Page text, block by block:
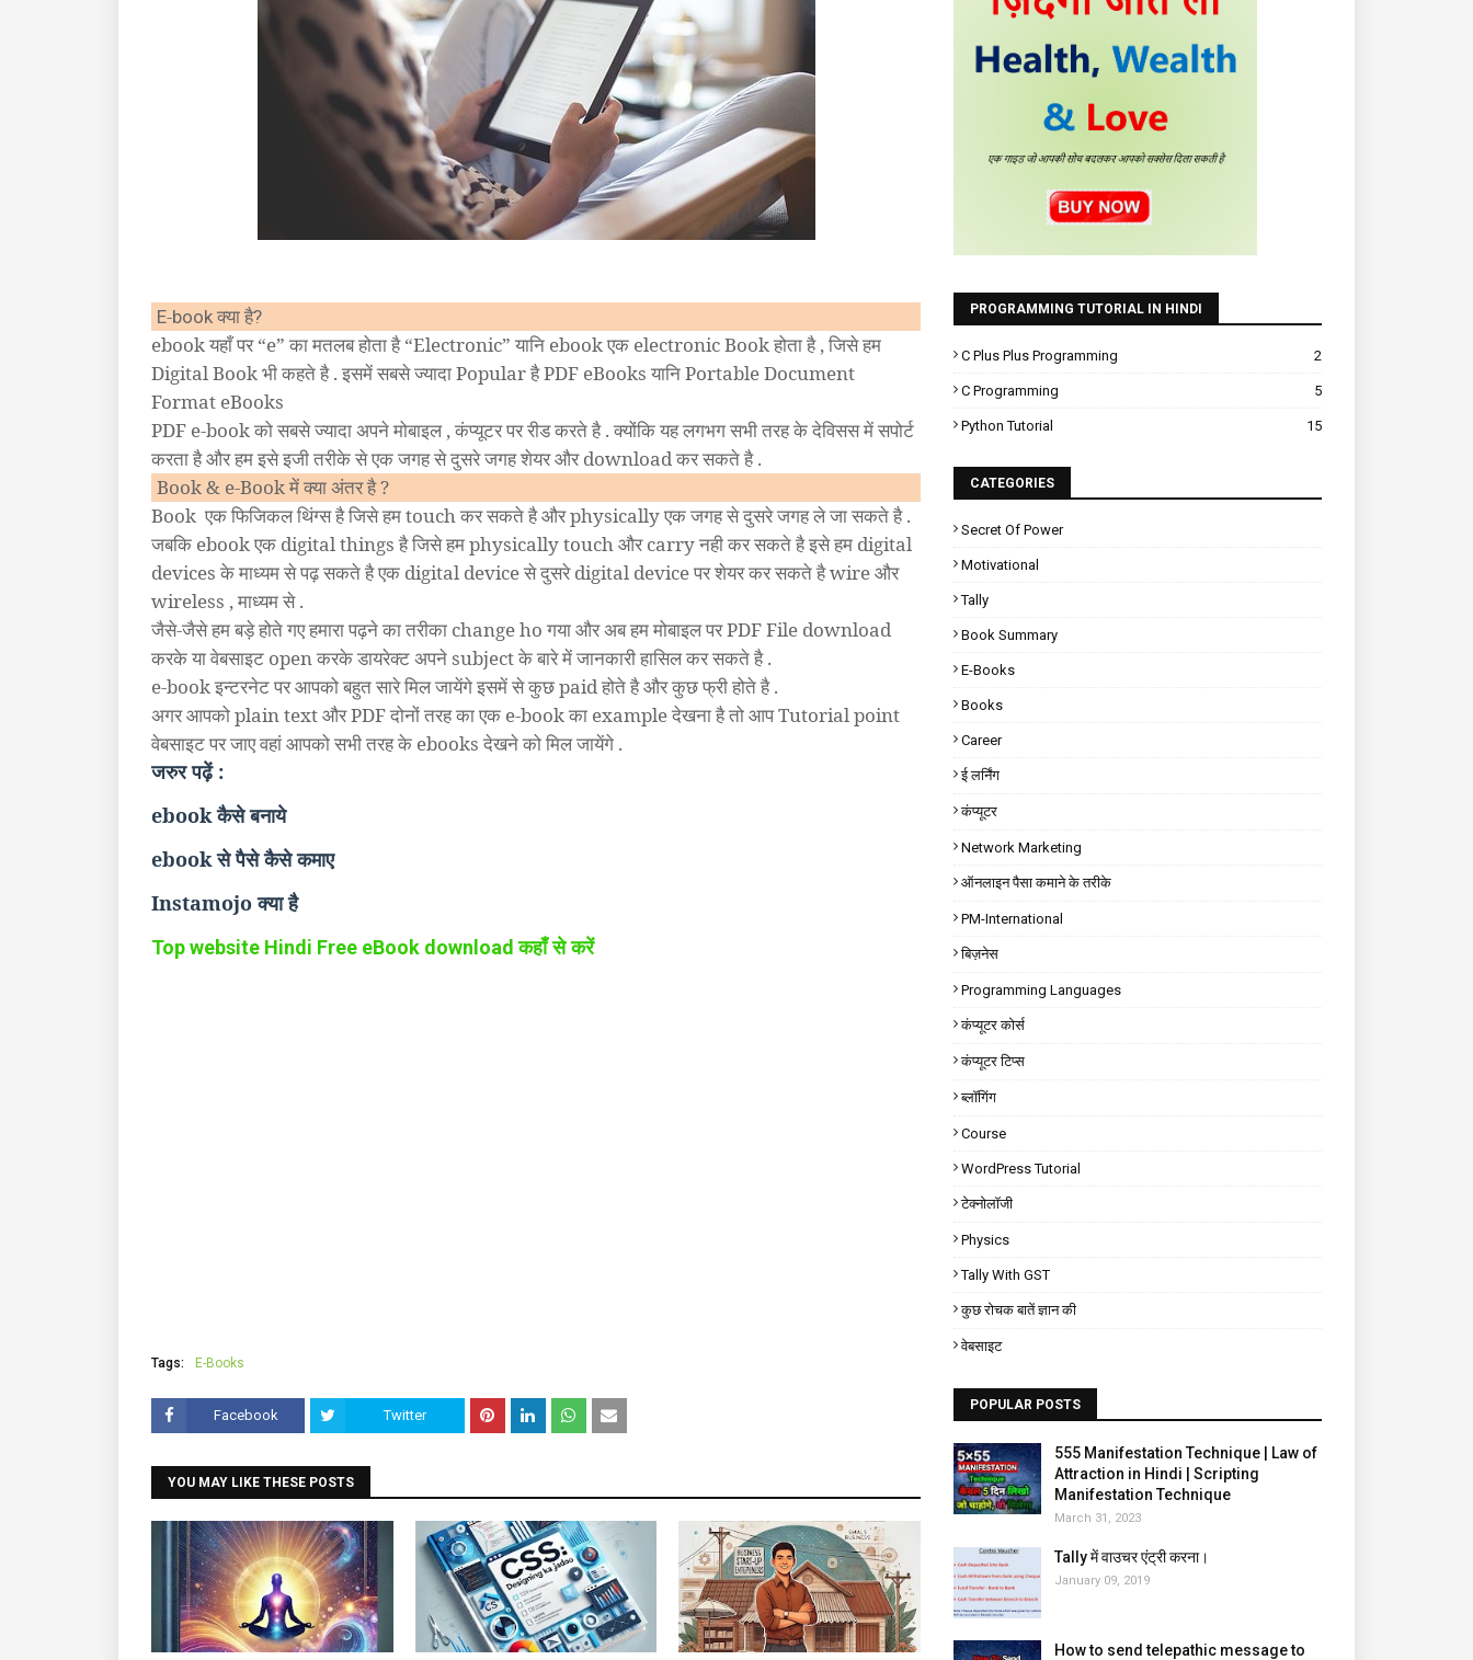
E-bookक्या है?
ebook यहाँ पर “e” का मतलब होता है “Electronic” यानि ebook एक electronic Book होता है , जिसे हम
Digital Book भी कहते है . इसमें सबसे ज्यादा Popular है PDF eBooks यानि Portable Document
Format eBooks
PDF e-book को सबसे ज्यादा अपने मोबाइल , कंप्यूटर पर रीड करते है . क्योंकि यह लगभग सभी तरह के देविसस में सपोर्ट
करता है और हम इसे इजी तरीके से एक जगह से दुसरे जगह शेयर और download कर सकते है .
Book & e-Book में क्या अंतर है ?
Book एक फिजिकल थिंग्स है जिसे हम touch कर सकते है और physically एक जगह से दुसरे जगह ले जा सकते है .
जबकि ebook एक digital things है जिसे हम physically touch और carry नही कर सकते है इसे हम digital
devices के माध्यम से पढ़ सकते है एक digital device से दुसरे digital device पर शेयर कर सकते है wire और
wireless , माध्यम से .
जैसे-जैसे हम बड़े होते गए हमारा पढ़ने का तरीका change ho गया और अब हम मोबाइल पर PDF File download
करके या वेबसाइट open करके डायरेक्ट अपने subject के बारे में जानकारी हासिल कर सकते है .
e-book इन्टरनेट पर आपको बहुत सारे मिल जायेंगे इसमें से कुछ paid होते है और कुछ फ्री होते है .
अगर आपको plain text और PDF दोनों तरह का एक e-book का example देखना है तो आप Tutorial point
वेबसाइट पर जाए वहां आपको सभी तरह के ebooks देखने को मिल जायेंगे .
जरुर पढ़ें :
ebook कैसे बनाये
ebook से पैसे कैसे कमाए
Instamojo क्या है
Top website Hindi Free eBook downloadकहाँ से करें
Tags: E-Books
Facebook Twitter
YOU MAY LIKE THESE POSTS
PROGRAMMING TUTORIAL IN HINDI
C Plus Plus Programming 2
C Programming 5
Python Tutorial 15
CATEGORIES
Secret Of Power
Motivational
Tally
Book Summary
E-Books
Books
Career
ई लर्निंग
कंप्यूटर
Network Marketing
ऑनलाइन पैसा कमाने के तरीके
PM-International
बिज़नेस
Programming Languages
कंप्यूटर कोर्स
कंप्यूटर टिप्स
ब्लॉगिंग
Course
WordPress Tutorial
टेक्नोलॉजी
Physics
Tally With GST
कुछ रोचक बातें ज्ञान की
वेबसाइट
POPULAR POSTS
555 Manifestation Technique | Law of
Attraction in Hindi | Scripting
Manifestation Technique
March 31, 2023
Tally में वाउचर एंट्री करना।
January 09, 2019
How to send telepathic message to